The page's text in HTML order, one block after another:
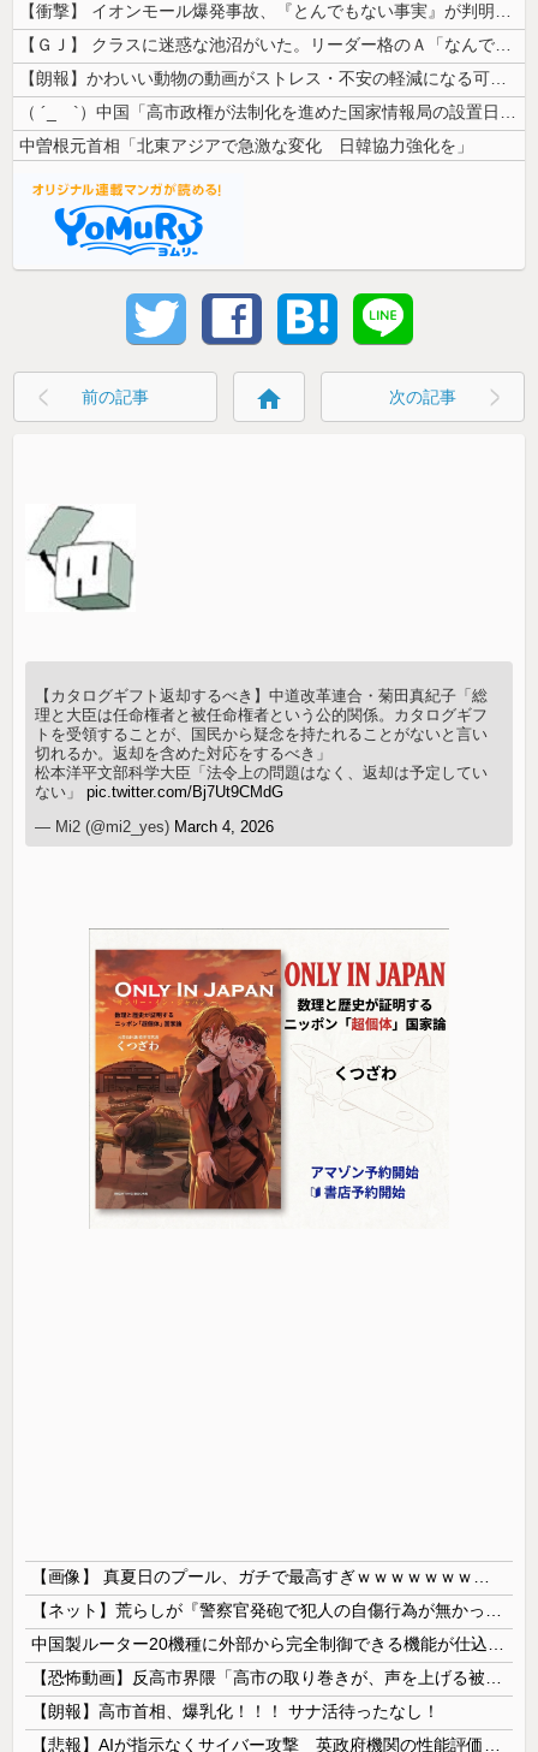
【衝撃】 イオンモール爆発事故、『とんでもない事実』が判明してしまう・...
【ＧＪ】 クラスに迷惑な池沼がいた。リーダー格のＡ「なんで支援学級に入...
【朗報】かわいい動物の動画がストレス・不安の軽減になる可能性。英大学の...
（ ´_ゝ`）中国「高市政権が法制化を進めた国家情報局の設置日が7月3...
中曽根元首相「北東アジアで急激な変化 日韓協力強化を」
前の記事 home 次の記事
【カタログギフト返却するべき】中道改革連合・菊田真紀子「総
理と大臣は任命権者と被任命権者という公的関係。カタログギフ
トを受領することが、国民から疑念を持たれることがないと言い
切れるか。返却を含めた対応をするべき」
松本洋平文部科学大臣「法令上の問題はなく、返却は予定してい
ない」pic.twitter.com/Bj7Ut9CMdG
— Mi2 (@mi2_yes) March 4, 2026
【朗報】高市首相、爆乳化！！！ サナ活待ったなし！